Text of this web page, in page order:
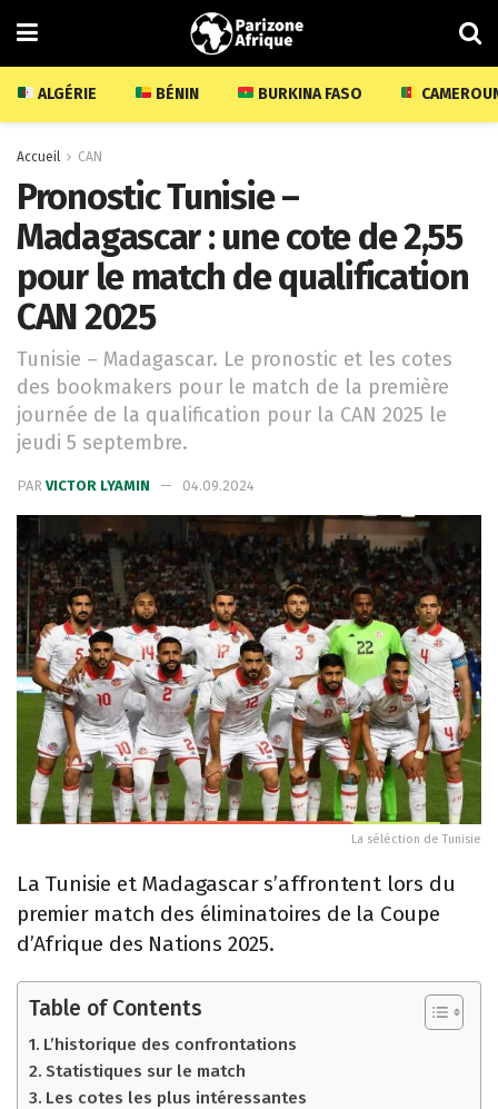
ALGÉRIE BÉNIN BURKINA FASO
Accueil CAN
Pronostic Tunisie –
Madagascar : une cote de 2,55
pour le match de qualification
CAN 2025
Tunisie – Madagascar. Le pronostic et les cotes
des bookmakers pour le match de la première
journée de la qualification pour la CAN 2025 le
jeudi 5 septembre.
PAR VICTOR LYAMIN 04.09.2024
La séléction de Tunisie
La Tunisie et Madagascar s’affrontent lors du
premier match des éliminatoires de la Coupe
d’Afrique des Nations 2025.
Table of Contents
L’historique des confrontations
Statistiques sur le match
Les cotes les plus intéressantes